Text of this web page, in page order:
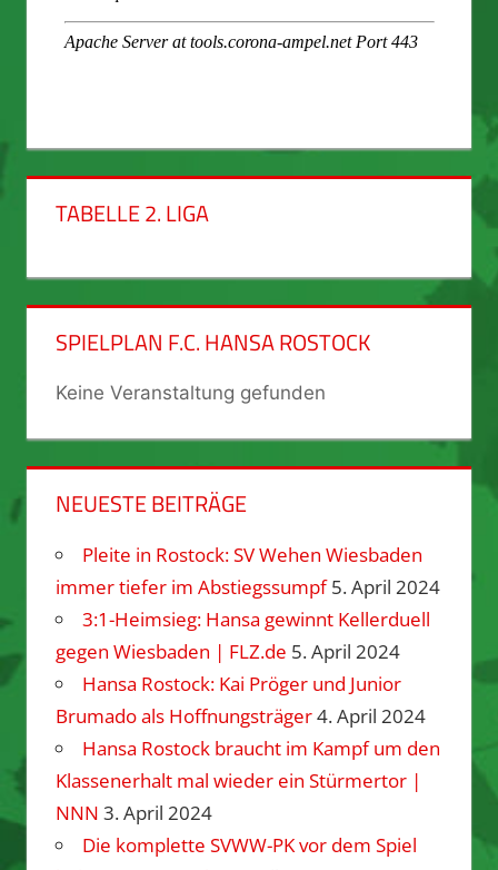
TABELLE 2. LIGA
SPIELPLAN F.C. HANSA ROSTOCK
Keine Veranstaltung gefunden
NEUESTE BEITRÄGE
Pleite in Rostock: SV Wehen Wiesbaden
immer tiefer im Abstiegssumpf 5. April 2024
3:1-Heimsieg: Hansa gewinnt Kellerduell
gegen Wiesbaden | FLZ.de 5. April 2024
Hansa Rostock: Kai Pröger und Junior
Brumado als Hoffnungsträger4. April 2024
Hansa Rostock braucht im Kampf um den
Klassenerhalt mal wieder ein Stürmertor |
NNN 3. April 2024
Die komplette SVWW-PK vor dem Spiel